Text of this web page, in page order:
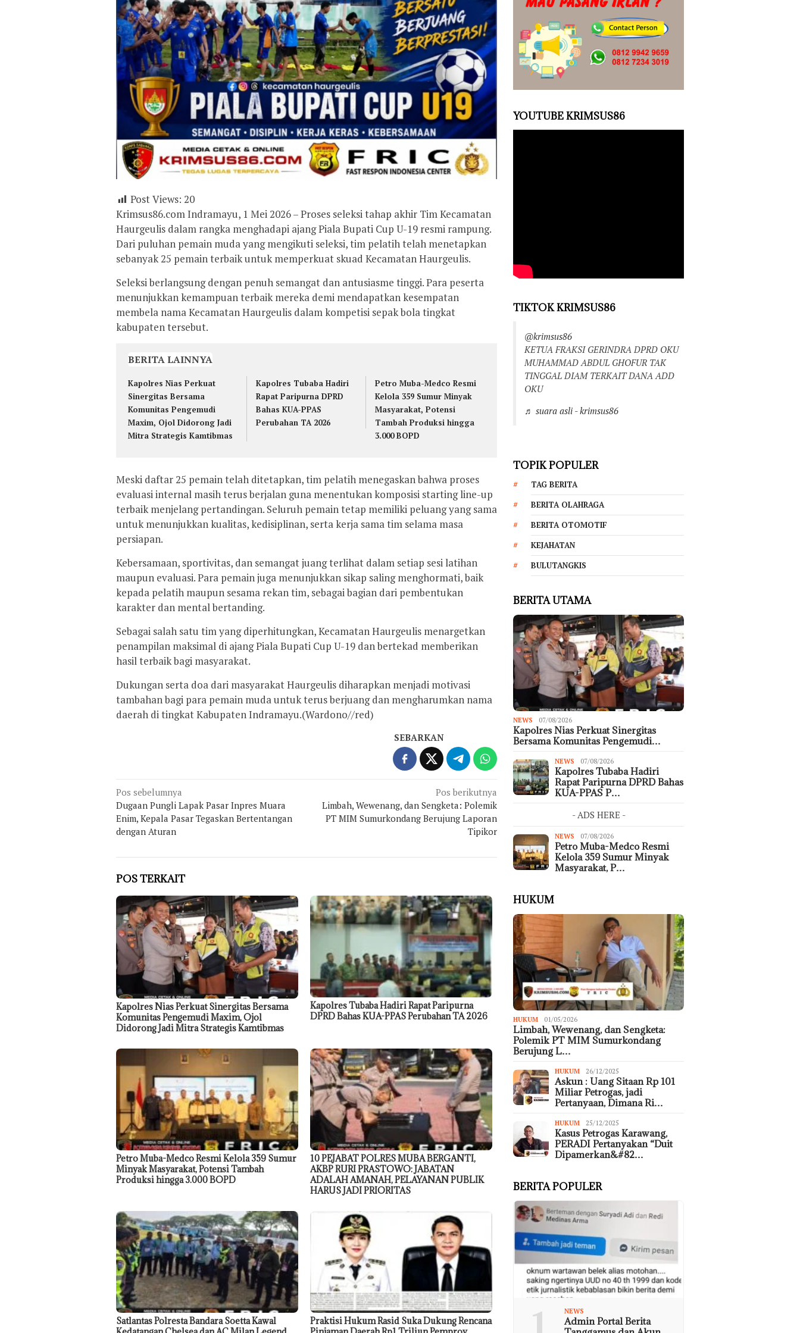
Post Views: 20
Krimsus86.com Indramayu, 1 Mei 2026 – Proses seleksi tahap akhir Tim Kecamatan
Haurgeulis dalam rangka menghadapi ajang Piala Bupati Cup U-19 resmi rampung.
Dari puluhan pemain muda yang mengikuti seleksi, tim pelatih telah menetapkan
sebanyak 25 pemain terbaik untuk memperkuat skuad Kecamatan Haurgeulis.
Seleksi berlangsung dengan penuh semangat dan antusiasme tinggi. Para peserta
menunjukkan kemampuan terbaik mereka demi mendapatkan kesempatan
membela nama Kecamatan Haurgeulis dalam kompetisi sepak bola tingkat
kabupaten tersebut.
BERITA LAINNYA
Kapolres Nias Perkuat
Sinergitas Bersama
Komunitas Pengemudi
Maxim, Ojol Didorong Jadi
Mitra Strategis Kamtibmas
Kapolres Tubaba Hadiri
Rapat Paripurna DPRD
Bahas KUA-PPAS
Perubahan TA 2026
Petro Muba-Medco Resmi
Kelola 359 Sumur Minyak
Masyarakat, Potensi
Tambah Produksi hingga
3.000 BOPD
Meski daftar 25 pemain telah ditetapkan, tim pelatih menegaskan bahwa proses
evaluasi internal masih terus berjalan guna menentukan komposisi starting line-up
terbaik menjelang pertandingan. Seluruh pemain tetap memiliki peluang yang sama
untuk menunjukkan kualitas, kedisiplinan, serta kerja sama tim selama masa
persiapan.
Kebersamaan, sportivitas, dan semangat juang terlihat dalam setiap sesi latihan
maupun evaluasi. Para pemain juga menunjukkan sikap saling menghormati, baik
kepada pelatih maupun sesama rekan tim, sebagai bagian dari pembentukan
karakter dan mental bertanding.
Sebagai salah satu tim yang diperhitungkan, Kecamatan Haurgeulis menargetkan
penampilan maksimal di ajang Piala Bupati Cup U-19 dan bertekad memberikan
hasil terbaik bagi masyarakat.
Dukungan serta doa dari masyarakat Haurgeulis diharapkan menjadi motivasi
tambahan bagi para pemain muda untuk terus berjuang dan mengharumkan nama
daerah di tingkat Kabupaten Indramayu.(Wardono//red)
SEBARKAN
Navigasi
pos
Pos sebelumnya
Dugaan Pungli Lapak Pasar Inpres Muara
Enim, Kepala Pasar Tegaskan Bertentangan
dengan Aturan
Pos berikutnya
Limbah, Wewenang, dan Sengketa: Polemik
PT MIM Sumurkondang Berujung Laporan
Tipikor
POS TERKAIT
Kapolres Nias Perkuat Sinergitas Bersama
Komunitas Pengemudi Maxim, Ojol
Didorong Jadi Mitra Strategis Kamtibmas
Kapolres Tubaba Hadiri Rapat Paripurna
DPRD Bahas KUA-PPAS Perubahan TA 2026
Petro Muba-Medco Resmi Kelola 359 Sumur
Minyak Masyarakat, Potensi Tambah
Produksi hingga 3.000 BOPD
10 PEJABAT POLRES MUBA BERGANTI,
AKBP RURI PRASTOWO: JABATAN
ADALAH AMANAH, PELAYANAN PUBLIK
HARUS JADI PRIORITAS
Satlantas Polresta Bandara Soetta Kawal
Praktisi Hukum Rasid Suka Dukung Rencana
YOUTUBE KRIMSUS86
TIKTOK KRIMSUS86
@krimsus86
KETUA FRAKSI GERINDRA DPRD OKU
MUHAMMAD ABDUL GHOFUR TAK
TINGGAL DIAM TERKAIT DANA ADD
OKU
♬ suara asli - krimsus86
TOPIK POPULER
TAG BERITA
BERITA OLAHRAGA
BERITA OTOMOTIF
KEJAHATAN
BULUTANGKIS
BERITA UTAMA
NEWS 07/08/2026
Kapolres Nias Perkuat Sinergitas
Bersama Komunitas Pengemudi…
NEWS 07/08/2026
Kapolres Tubaba Hadiri
Rapat Paripurna DPRD Bahas
KUA-PPAS P…
- ADS HERE -
NEWS 07/08/2026
Petro Muba-Medco Resmi
Kelola 359 Sumur Minyak
Masyarakat, P…
HUKUM
HUKUM 01/05/2026
Limbah, Wewenang, dan Sengketa:
Polemik PT MIM Sumurkondang
Berujung L…
HUKUM 26/12/2025
Askun : Uang Sitaan Rp 101
Miliar Petrogas, jadi
Pertanyaan, Dimana Ri…
HUKUM 25/12/2025
Kasus Petrogas Karawang,
PERADI Pertanyakan “Duit
Dipamerkan&#82…
BERITA POPULER
NEWS
Admin Portal Berita